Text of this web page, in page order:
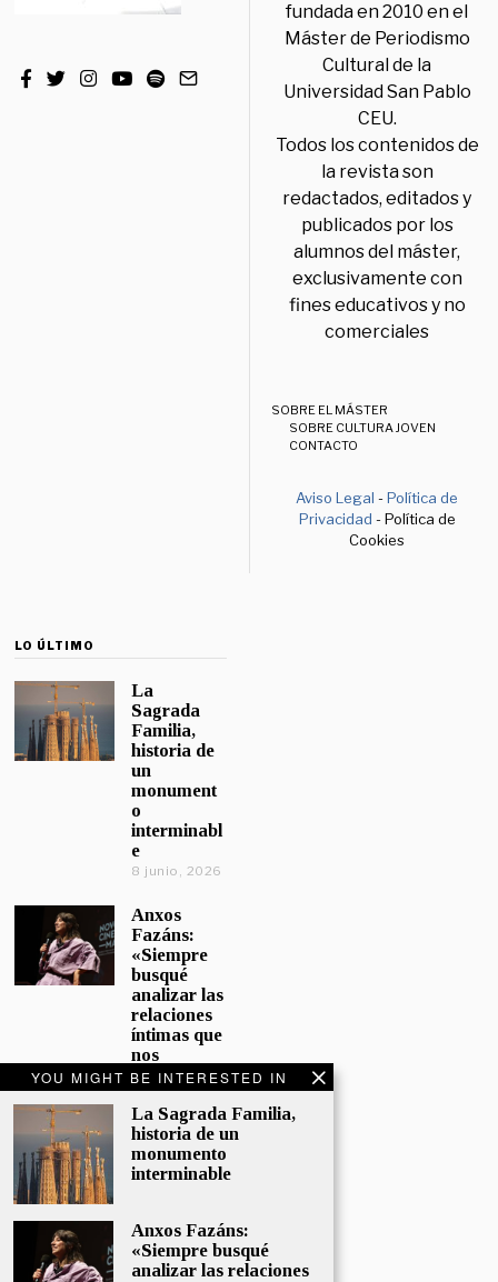
YOU MIGHT BE INTERESTED IN
La Sagrada Familia,
historia de un
monumento
interminable
Anxos Fazáns:
«Siempre busqué
analizar las relaciones
fundada en 2010 en el
Máster de Periodismo
Cultural de la
Universidad San Pablo
CEU.
Todos los contenidos de
la revista son
redactados, editados y
publicados por los
alumnos del máster,
exclusivamente con
fines educativos y no
comerciales
SOBRE EL MÁSTER
SOBRE CULTURA JOVEN
CONTACTO
Aviso Legal -Política de
Privacidad - Política de
Cookies
LO ÚLTIMO
La
Sagrada
Familia,
historia de
un
monument
o
interminabl
e
8 junio, 2026
Anxos
Fazáns:
«Siempre
busqué
analizar las
relaciones
íntimas que
nos
afectan»
5 junio, 2026
El hijo de la
cómica, el
homenaje
Sacristán a
Fernán
Gómez